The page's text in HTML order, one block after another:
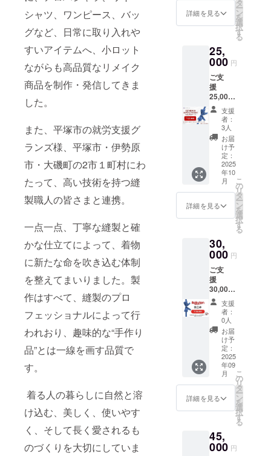
シャツ、ワンピース、バッ
グなど、日常に取り入れや
すいアイテムへ、小ロット
ながらも高品質なリメイク
商品を制作・発信してきま
した。
また、平塚市の就労支援グ
ランズ様、平塚市・伊勢原
市・大磯町の2市１町村にわ
たって、高い技術を持つ縫
製職人の皆さまと連携。
一点一点、丁寧な縫製と確
かな仕立てによって、着物
に新たな命を吹き込む体制
を整えてまいりました。製
作はすべて、縫製のプロ
フェッショナルによって行
われおり、趣味的な“手作り
品”とは一線を画す品質で
す。
着る人の暮らしに自然と溶
け込む、美しく、使いやす
く、そして長く愛されるも
のづくりを大切にしていま
い」な
どのご
あれ
ば、ぜ
ひお聞
かせ下
さい。
ご希望
に近い
生地を
ご提案
させて
いただ
きます
が、着
物地は
すべて
一点物
のた
め、在
庫に限
ざいま
す。 そ
の際は
代替の
ご提案
をさせ
ていた
だく場
合がご
ざいま
すの
で、あ
らかじ
めご了
承くだ
さい。
・生地
はどう
やって
の？ ・
ご支援
後、
・リ
ターン
ンをご
選択い
ただい
た方に
は、
ご支援
後に専
用の
クーポ
ンコー
ドを
メール
等にて
お送り
しま
当店
「サー
ラーワ
ンズ」
の楽天
市場商
品ペー
ジにて
ご希望
の商品
をお選
びいた
だき、
決済時
にクー
ポン
コード
をご入
力くだ
さい。
■ 注意
・クー
ポンは
「サー
な色合
いがい
が好
き」
「無地
がい
い」な
どのご
要望が
あれ
ば、ぜ
ひお聞
かせ下
さい。
ご希望
に近い
生地を
させて
いただ
物地は
すべて
一点物
のた
め、在
庫に限
りがご
ざいま
す。 そ
の際は
代替の
ご提案
をさせ
ていた
だく場
ざいま
すの
らかじ
めご了
承くだ
ける
クーポ
しま
す。 ■
クーポ
ン利用
対象店
舗： 楽
天市場
「サー
キュ
ラーワ
ンズ」
■ クー
ポン内
容：ご
額
10,000
える
12,000
円分
クーポ
ン ※実
際の
クーポ
ン金額
や割合
は、リ
ターン
ごとに
明記い
たしま
す。 ■
ン利用
方法：
として
クーポ
合した
・ブラ
ウス
（デザ
インや
シル
エット
をお選
びいた
だけま
す） ・
ロング
ジレ
（コー
ディ
ネート
のアク
セント
ワン
ピース
（着物
の柄を
贅沢に
活かし
た一
着） ■
リメイ
クに使
用する
着物生
地は当
社が保
有する
の着物
地から
きま
す。
す。
【楽天
クーポ
用に関
するご
案内】
このた
びご支
援いた
だいた
皆さま
には、
当店
「サー
キュ
ラーワ
ンズ」
の楽天
市場店
でご利
クーポ
ン券を
ご用意
してお
りま
す。 ご
支援金
額に応
じて、
楽天店
舗での
商品購
入時に
ご利用
いただ
ける
クーポ
しま
す。 ■
詳細を見る
タ
ー
ン
を
選
択
す
る
25,
000 円
ご支
援
25,000
円 以
下の中
から【1
点】お
選びい
ただけ
ます。
・長袖Y
シャツ
（和モ
ダンな
日常着
に最
長袖ブ
ラウス
（シー
ズン問
わず活
躍、柄
の美し
さが映
える一
着） ・
ボウタ
イ付き
ブラウ
（フォ
ーマル
にも対
イン）
・長袖
支援
者：
3人
お届
け予
定：
2025
年10
月
詳細を見る
こ
の
リ
タ
ー
ン
を
選
択
す
る
30,
000 円
ご支
援
30,000
円円 楽
天で使
えるお
得な商
品券を
リター
ンとし
てご提
供させ
て頂き
ます。
【楽天
クーポ
用に関
するご
案内】
支援
者：
0人
お届
け予
定：
2025
年09
月
詳細を見る
こ
の
リ
タ
ー
ン
を
選
択
す
る
45,
000 円